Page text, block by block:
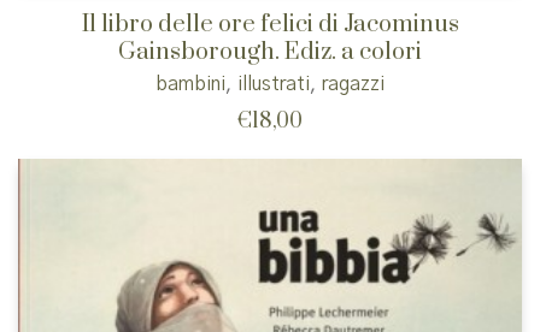
Il libro delle ore felici di Jacominus
Gainsborough. Ediz. a colori
bambini, illustrati, ragazzi
€18,00